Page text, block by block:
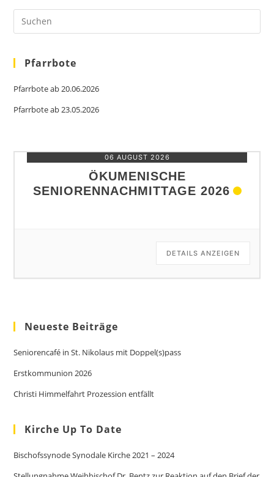
Pfarrbote
Pfarrbote ab 20.06.2026
Pfarrbote ab 23.05.2026
06 AUGUST 2026
ÖKUMENISCHE
SENIORENNACHMITTAGE 2026
DETAILS ANZEIGEN
Neueste Beiträge
Seniorencafé in St. Nikolaus mit Doppel(s)pass
Erstkommunion 2026
Christi Himmelfahrt Prozession entfällt
Kirche Up To Date
Bischofssynode Synodale Kirche 2021 – 2024